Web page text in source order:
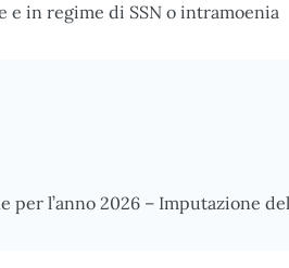
e in regime di SSN o intramoenia
per l’anno 2026 – Imputazione